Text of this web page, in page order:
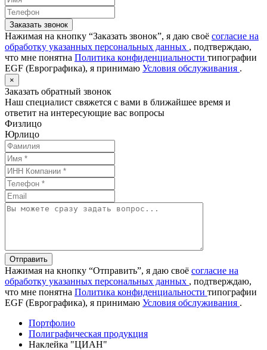
Заказать звонок
Нажимая на кнопку “Заказать звонок”, я даю своё согласие на
обработку указанных персональных данных , подтверждаю,
что мне понятна Политика конфиденциальности типографии
EGF (Еврографика), я принимаю Условия обслуживания .
×
Заказать обратный звонок
Наш специалист свяжется с вами в ближайшее время и
ответит на интересующие вас вопросы
Физлицо
Юрлицо
Отправить
Нажимая на кнопку “Отправить”, я даю своё согласие на
обработку указанных персональных данных , подтверждаю,
что мне понятна Политика конфиденциальности типографии
EGF (Еврографика), я принимаю Условия обслуживания .
Портфолио
Полиграфическая продукция
Наклейка "ЦИАН"